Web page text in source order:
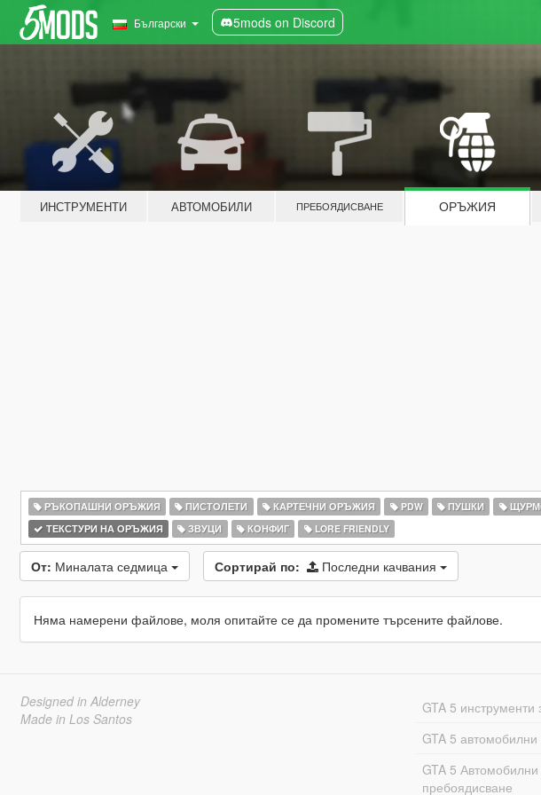
Български 5mods on Discord
ИНСТРУМЕНТИ АВТОМОБИЛИ ПРЕБОЯДИСВАНЕ ОРЪЖИЯ
РЪКОПАШНИ ОРЪЖИЯ ПИСТОЛЕТИ КАРТЕЧНИ ОРЪЖИЯ PDW ПУШКИ
ТЕКСТУРИ НА ОРЪЖИЯ
ЗВУЦИ КОНФИГ LORE FRIENDLY
От: Миналата седмица Сортирай по: Последни качвания
Няма намерени файлове, моля опитайте се да промените търсените файлове.
Designed in Alderney
Made in Los Santos
GTA 5 инструменти
GTA 5
GTA 5
пребоядисване